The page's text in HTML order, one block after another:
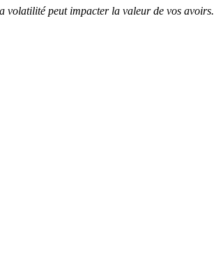
volatilité peut impacter la valeur de vos avoirs.